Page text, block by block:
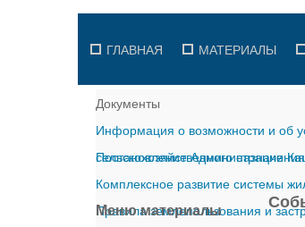
ГЛАВНАЯ МАТЕРИАЛЫ
Документы
Информация о возможности и об
сельскохозяйственного назначения
Постановление Администрации
Комплексное развитие системы
Правила землепользования и
Меню материалы